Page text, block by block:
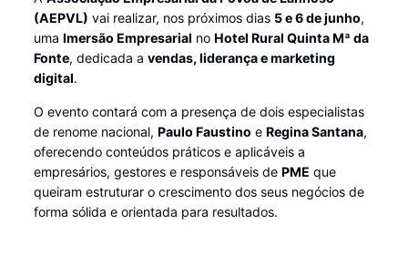
(AEPVL) vai realizar, nos próximos dias 5 e 6 de junho,
uma Imersão Empresarial no Hotel Rural Quinta Mª da
Fonte, dedicada a vendas, liderança e marketing
digital.
O evento contará com a presença de dois especialistas
de renome nacional, Paulo Faustinoe Regina Santana,
oferecendo conteúdos práticos e aplicáveis a
empresários, gestores e responsáveis de PME que
queiram estruturar o crescimento dos seus negócios de
forma sólida e orientada para resultados.